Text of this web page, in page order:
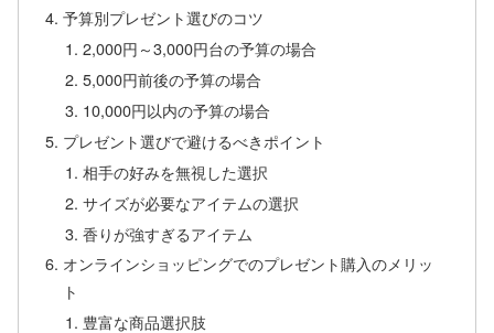
予算別プレゼント選びのコツ
2,000円～3,000円台の予算の場合
5,000円前後の予算の場合
10,000円以内の予算の場合
プレゼント選びで避けるべきポイント
相手の好みを無視した選択
サイズが必要なアイテムの選択
香りが強すぎるアイテム
オンラインショッピングでのプレゼント購入のメリッ
ト
豊富な商品選択肢